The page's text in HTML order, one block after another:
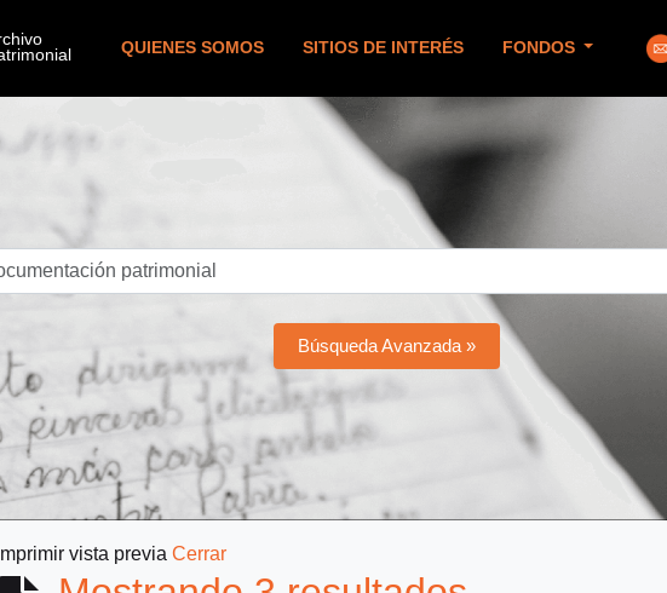
QUIENES SOMOS SITIOS DE INTERÉS FONDOS
Búsqueda Avanzada »
Imprimir vista previa Cerrar